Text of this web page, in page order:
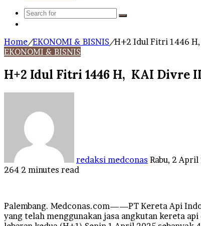
Search
Home/EKONOMI & BISNIS/H+2 Idul Fitri 1446 H,
EKONOMI & BISNIS
H+2 Idul Fitri 1446 H, KAI Divre
redaksi medconas Rabu, 2 April
264 2 minutes read
Palembang. Medconas.com——PT Kereta Api
yang telah menggunakan jasa angkutan kereta